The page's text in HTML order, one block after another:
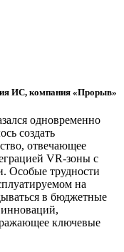
ИС, компания «Прорыв»
одновременно
создать
отвечающее
VR-зоны с
Особые трудности
на
в бюджетные
ключевые